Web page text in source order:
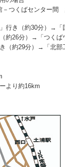
－つくばセンター間
行き（約30分）→
約26分）→「つく
（約29分）→「北
より約16km